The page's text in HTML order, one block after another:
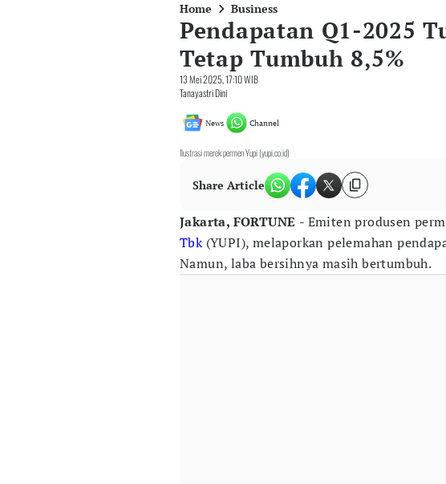
Home Business
Pendapatan Q1-2025
Tetap Tumbuh 8,5%
13 Mei 2025, 17:10 WIB
Tanayastri Dini
News Channel
Ilustrasi merek permen Yupi (yupi.co.id)
Share Article
Jakarta, FORTUNE - Emiten produsen
Tbk(YUPI), melaporkan pelemahan
Namun, laba bersihnya masih bertumbuh.